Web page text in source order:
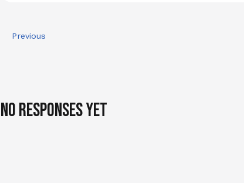
Previous
No responses yet